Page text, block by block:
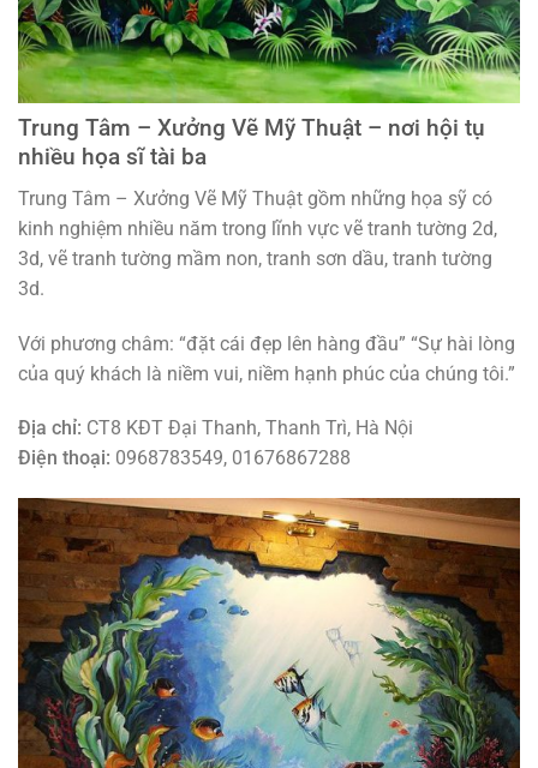
Trung Tâm – Xưởng Vẽ Mỹ Thuật – nơi hội tụ
nhiều họa sĩ tài ba
Trung Tâm – Xưởng Vẽ Mỹ Thuật gồm những họa sỹ có
kinh nghiệm nhiều năm trong lĩnh vực vẽ tranh tường 2d,
3d, vẽ tranh tường mầm non, tranh sơn dầu, tranh tường
3d.
Với phương châm: “đặt cái đẹp lên hàng đầu” “Sự hài lòng
của quý khách là niềm vui, niềm hạnh phúc của chúng tôi.”
Địa chỉ: CT8 KĐT Đại Thanh, Thanh Trì, Hà Nội
Điện thoại: 0968783549, 01676867288